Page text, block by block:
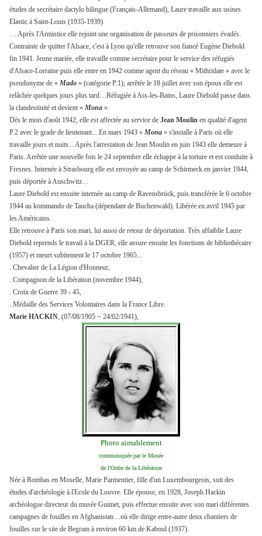
études de secrétaire dactylo bilingue (Français-Allemand), Laure travaille aux usines
Elastic à Saint-Louis (1935-1939).
… Après l'Armistice elle rejoint une organisation de passeurs de prisonniers évadés.
Contrainte de quitter l'Alsace, c'est à Lyon qu'elle retrouve son fiancé Eugène Diebold
fin 1941. Jeune mariée, elle travaille comme secrétaire pour le service des réfugiés
d'Alsace-Lorraine puis elle entre en 1942 comme agent du réseau « Mithridate » avec le
pseudonyme de « Mado » (catégorie P.1); arrêtée le 18 juillet avec son époux elle est
relâchée quelques jours plus tard…Réfugiée à Aix-les-Bains, Laure Diebold passe dans
la clandestinité et devient « Mona ».
Dès le mois d'août 1942, elle est affectée au service de Jean Moulin en qualité d'agent
P.2 avec le grade de lieutenant... En mars 1943 « Mona » s'installe à Paris où elle
travaille jours et nuits... Après l'arrestation de Jean Moulin en juin 1943 elle demeure à
Paris. Arrêtée une nouvelle fois le 24 septembre elle échappe à la torture et est conduite à
Fresnes. Internée à Strasbourg elle est envoyée au camp de Schirmeck en janvier 1944,
puis déportée à Auschwitz…
Laure Diebold est ensuite internée au camp de Ravensbrück, puis transférée le 6 octobre
1944 au kommando de Taucha (dépendant de Buchenwald). Libérée en avril 1945 par
les Américains.
Elle retrouve à Paris son mari, lui aussi de retour de déportation. Très affaiblie Laure
Diebold reprends le travail à la DGER, elle assure ensuite les fonctions de bibliothécaire
(1957) et meurt subitement le 17 octobre 1965...
. Chevalier de La Légion d'Honneur,
. Compagnon de la Libération (novembre 1944),
. Croix de Guerre 39 - 45,
. Médaille des Services Volontaires dans la France Libre.
Marie HACKIN , (07/08/1905 ~ 24/02/1941),
Photo aimablement
communiquée par le Musée
de l'Ordre de la Libération
Née à Rombas en Moselle, Marie Parmentier, fille d'un Luxembourgeois, suit des
études d'archéologie à l'Ecole du Louvre. Elle épouse, en 1928, Joseph Hackin
archéologue directeur du musée Guimet, puis effectue ensuite avec son mari différentes
campagnes de fouilles en Afghanistan…où elle dirige entre-autre deux chantiers de
fouilles sur le site de Begram à environ 60 km de Kaboul (1937).